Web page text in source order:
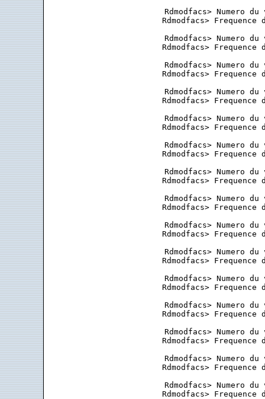
Rdmodfacs> Numero
Rdmodfacs>
Rdmodfacs> Numero
Rdmodfacs>
Rdmodfacs> Numero
Rdmodfacs>
Rdmodfacs> Numero
Rdmodfacs>
Rdmodfacs> Numero
Rdmodfacs>
Rdmodfacs> Numero
Rdmodfacs>
Rdmodfacs> Numero
Rdmodfacs>
Rdmodfacs> Numero
Rdmodfacs>
Rdmodfacs> Numero
Rdmodfacs>
Rdmodfacs> Numero
Rdmodfacs>
Rdmodfacs> Numero
Rdmodfacs>
Rdmodfacs> Numero
Rdmodfacs>
Rdmodfacs> Numero
Rdmodfacs>
Rdmodfacs> Numero
Rdmodfacs>
Rdmodfacs> Numero
Rdmodfacs>